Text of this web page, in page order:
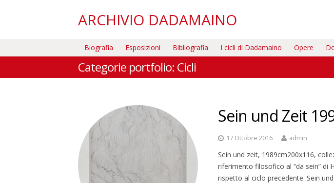
ARCHIVIO DADAMAINO
Biografia Esposizioni Bibliografia I cicli di Dadamaino Opere
Categorie portfolio: Cicli
Sein und Zeit
17 Ottobre 2016 admin
Sein und zeit, 1989cm200x116,
riferimento filosofico al “da sein” di
rispetto al ciclo precedente. Sein